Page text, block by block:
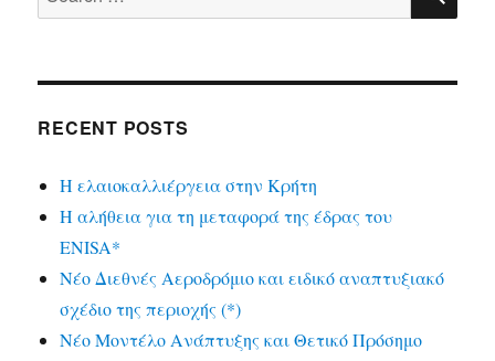
for:
RECENT POSTS
Η ελαιοκαλλιέργεια στην Κρήτη
Η αλήθεια για τη μεταφορά της έδρας του
ENISA*
Νέο Διεθνές Αεροδρόμιο και ειδικό αναπτυξιακό
σχέδιο της περιοχής (*)
Νέο Μοντέλο Ανάπτυξης και Θετικό Πρόσημο